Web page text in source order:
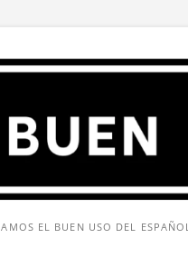
EL BUEN USO DEL